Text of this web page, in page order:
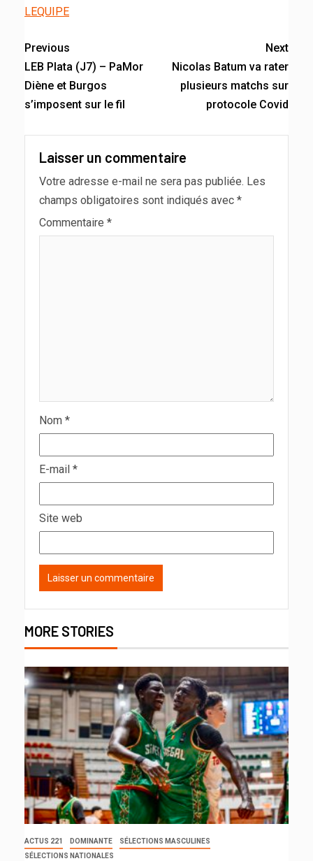
LEQUIPE
Previous
LEB Plata (J7) – PaMor
Diène et Burgos
s’imposent sur le fil
Next
Nicolas Batum va rater
plusieurs matchs sur
protocole Covid
Laisser un commentaire
Votre adresse e-mail ne sera pas publiée. Les
champs obligatoires sont indiqués avec *
Commentaire *
Nom *
E-mail *
Site web
MORE STORIES
ACTUS 221 DOMINANTE
SÉLECTIONS MASCULINES
SÉLECTIONS NATIONALES